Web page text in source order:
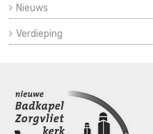
Nieuws
Verdieping